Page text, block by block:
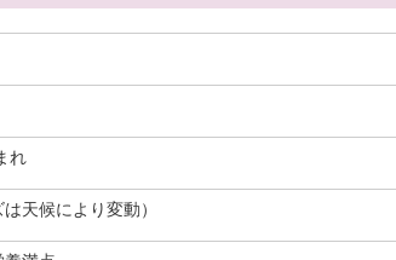
れ
天候により変動）